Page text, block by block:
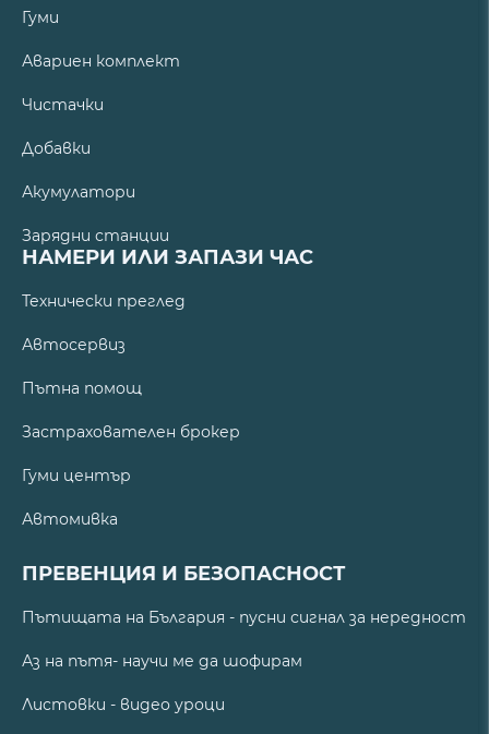
Гуми
Авариен комплект
Чистачки
Добавки
Акумулатори
Зарядни станции
НАМЕРИ ИЛИ ЗАПАЗИ ЧАС
Технически преглед
Автосервиз
Пътна помощ
Застрахователен брокер
Гуми център
Автомивка
ПРЕВЕНЦИЯ И БЕЗОПАСНОСТ
Пътищата на България - пусни сигнал за нередност
Аз на пътя- научи ме да шофирам
Листовки - видео уроци